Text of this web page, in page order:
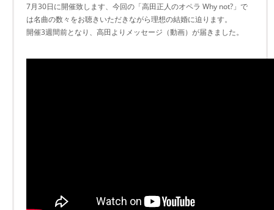
7月30日に開催致します、今回の「高田正人のオペラ Why not?」で
は名曲の数々をお聴きいただきながら理想の結婚に迫ります。
開催3週間前となり、高田よりメッセージ（動画）が届きました。